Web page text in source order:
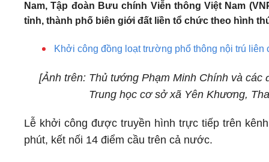
Nam, Tập đoàn Bưu chính Viễn thông Việt Nam
tỉnh, thành phố biên giới đất liền tổ chức theo hình
Khởi công đồng loạt trường phổ thông nội trú
[Ảnh trên: Thủ tướng Phạm Minh Chính và các
Trung học cơ sở xã Yên Khương,
Lễ khởi công được truyền hình trực tiếp trên
phút, kết nối 14 điểm cầu trên cả nước.